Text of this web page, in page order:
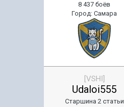
8 437 боёв
Город:Самара
[VSHI]
Udaloi555
Старшина 2 статьи